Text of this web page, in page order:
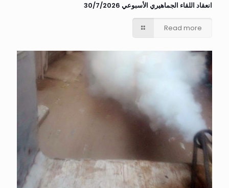
انعقاد اللقاء الجماهيري الأسبوعي 30/7/2026
Read more